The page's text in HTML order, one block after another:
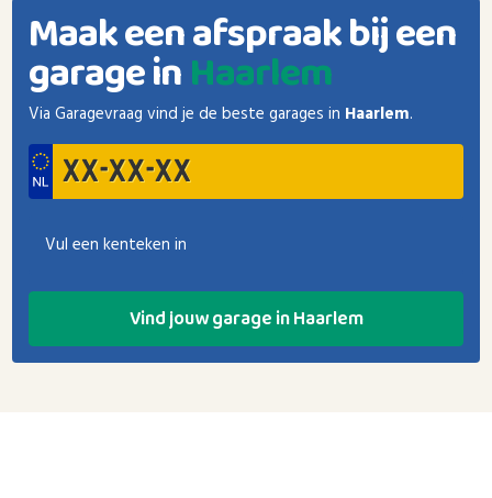
Maak een afspraak bij een
garage inHaarlem
Via Garagevraag vind je de beste garages in Haarlem.
Vul een kenteken in
Vind jouw garage in Haarlem